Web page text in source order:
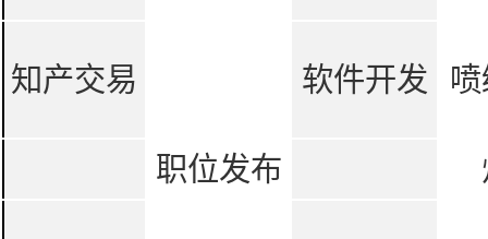
知产交易 软件开发
职位发布